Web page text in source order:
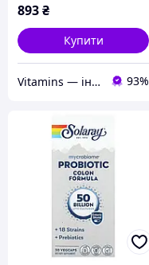
893₴
Купити
Vitamins — інтернет-магазин вітамінів та мінералів 93%